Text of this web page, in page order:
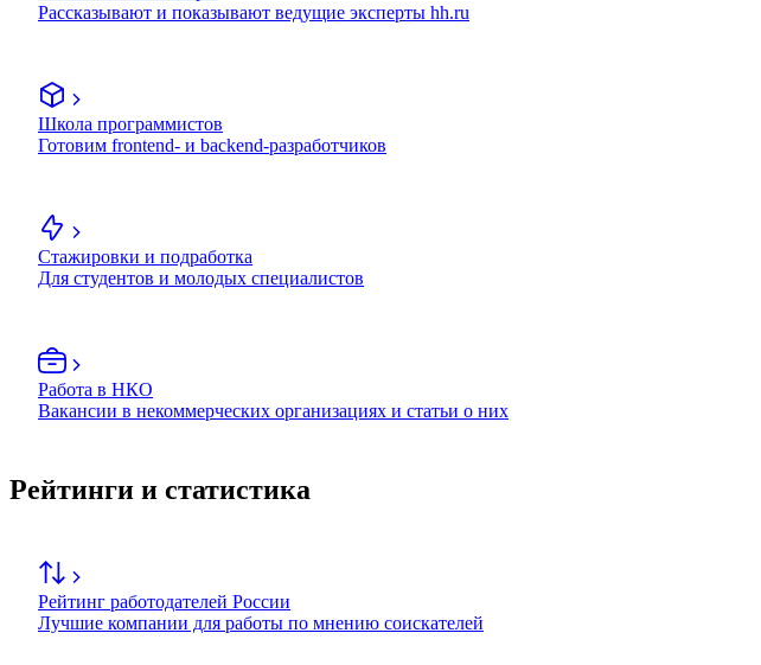
Рассказывают и показывают ведущие эксперты hh.ru
Школа программистов
Готовим frontend- и backend-разработчиков
Стажировки и подработка
Для студентов и молодых специалистов
Работа в НКО
Вакансии в некоммерческих организациях и статьи о них
Рейтинги и статистика
Рейтинг работодателей России
Лучшие компании для работы по мнению соискателей